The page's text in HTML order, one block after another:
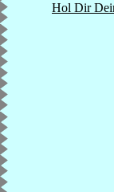
Hol Dir